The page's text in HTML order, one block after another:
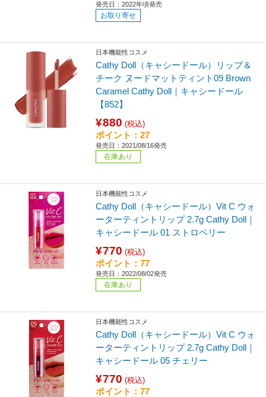
発売日：2022年頃発売
お取り寄せ
日本機能性コスメ
Cathy Doll（キャシードール）リップ＆
チーク ヌードマットティント09 Brown
Caramel Cathy Doll｜キャシードール
【852】
¥880 (税込)
ポイント：27
発売日：2021/08/16発売
在庫あり
日本機能性コスメ
Cathy Doll（キャシードール）Vit C ウォ
ーターティントリップ 2.7g Cathy Doll｜
キャシードール 01 ストロベリー
¥770 (税込)
ポイント：77
発売日：2022/08/02発売
在庫あり
日本機能性コスメ
Cathy Doll（キャシードール）Vit C ウォ
ーターティントリップ 2.7g Cathy Doll｜
キャシードール 05 チェリー
¥770 (税込)
ポイント：77